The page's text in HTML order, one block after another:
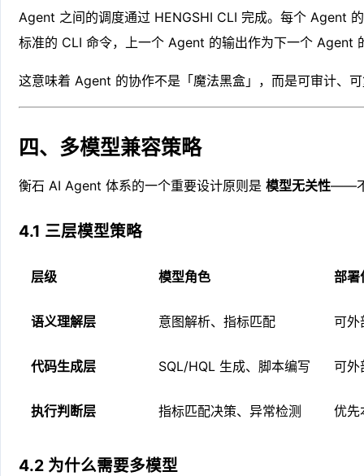
Agent 之间的调度通过 HENGSHI CLI 完成。每个 Agent
标准的 CLI 命令，上一个 Agent 的输出作为下一个 Agent
这意味着 Agent 的协作不是「魔法黑盒」，而是可审计、
四、多模型兼容策略
衡石 AI Agent 体系的一个重要设计原则是模型无关性——不
4.1 三层模型策略
层级 模型角色 部署
语义理解层 意图解析、指标匹配 可外
代码生成层 SQL/HQL 生成、脚本编写 可外
执行判断层 指标匹配决策、异常检测 优先
4.2 为什么需要多模型